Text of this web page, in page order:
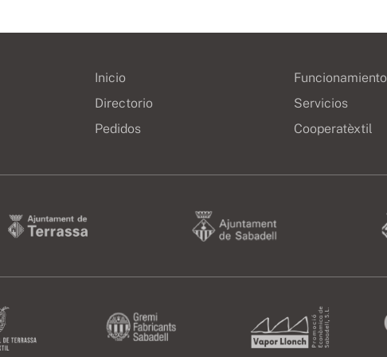
Inicio
Directorio
Pedidos
Funcionamiento
Servicios
Cooperatèxtil